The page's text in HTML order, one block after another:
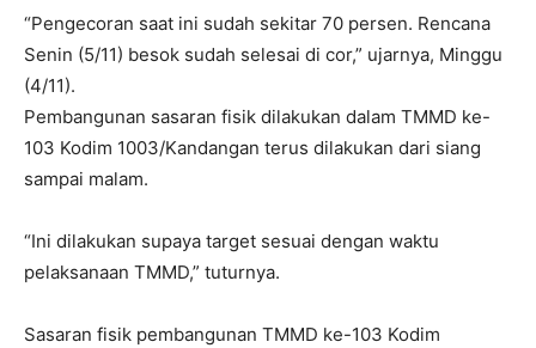
“Pengecoran saat ini sudah sekitar 70 persen. Rencana
Senin (5/11) besok sudah selesai di cor,” ujarnya, Minggu
(4/11).
Pembangunan sasaran fisik dilakukan dalam TMMD ke-
103 Kodim 1003/Kandangan terus dilakukan dari siang
sampai malam.
“Ini dilakukan supaya target sesuai dengan waktu
pelaksanaan TMMD,” tuturnya.
Sasaran fisik pembangunan TMMD ke-103 Kodim